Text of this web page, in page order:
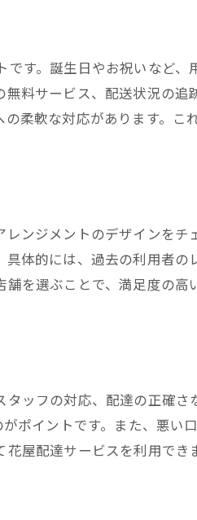
方
容
束
す。誕生日やお祝いなど、
料サービス、配送状況の追
柔軟な対応があります。こ
ンジメントのデザインをチ
体的には、過去の利用者の
を選ぶことで、満足度の高
ッフの対応、配達の正確さ
ポイントです。また、悪い
屋配達サービスを利用でき